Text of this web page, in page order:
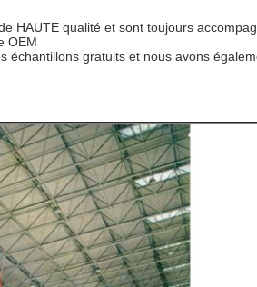
HAUTE qualité et sont toujours
OEM
échantillons gratuits et nous avons